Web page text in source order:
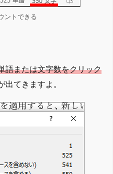
ントできる
語または文字数をクリック
てきますよ。